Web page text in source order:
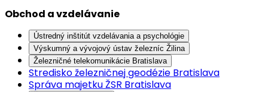
Obchod a vzdelávanie
Ústredný inštitút vzdelávania a psychológie
Výskumný a vývojový ústav železníc Žilina
Železničné telekomunikácie Bratislava
Stredisko železničnej geodézie Bratislava
Správa majetku ŽSR Bratislava